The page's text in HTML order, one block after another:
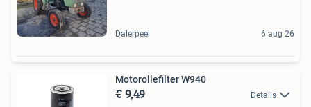
Dalerpeel 6 aug 26
Motoroliefilter W940
€ 9,49 Details